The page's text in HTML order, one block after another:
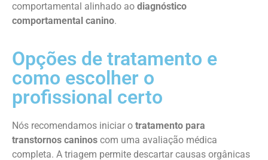
comportamental alinhado ao diagnóstico
comportamental canino.
Opções de tratamento e
como escolher o
profissional certo
Nós recomendamos iniciar o tratamento para
transtornos caninos com uma avaliação médica
completa. A triagem permite descartar causas orgânicas